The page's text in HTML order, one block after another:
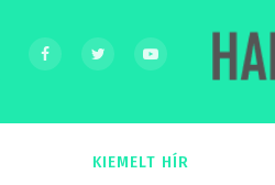
KIEMELT HÍR